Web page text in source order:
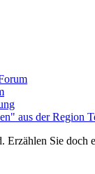
aus der Region
Erzählen Sie doch